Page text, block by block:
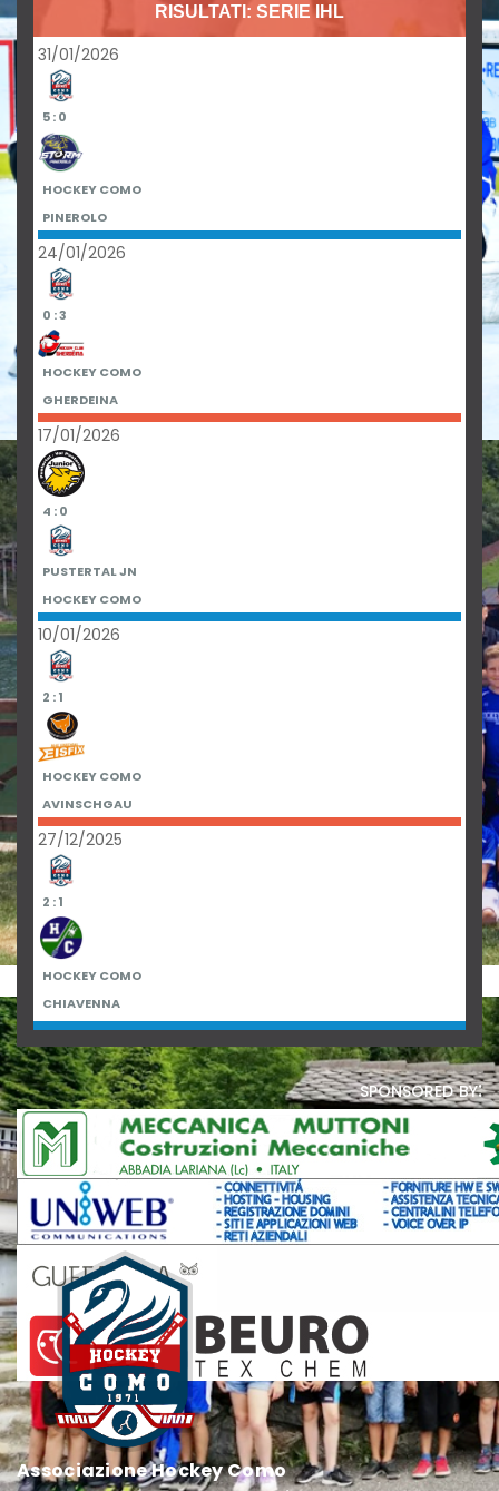
RISULTATI: SERIE IHL
31/01/2026
5 : 0
HOCKEY COMO
PINEROLO
24/01/2026
0 : 3
HOCKEY COMO
GHERDEINA
17/01/2026
4 : 0
PUSTERTAL JN
HOCKEY COMO
10/01/2026
2 : 1
HOCKEY COMO
AVINSCHGAU
27/12/2025
2 : 1
HOCKEY COMO
CHIAVENNA
sponsored by:
Associazione Hockey Como